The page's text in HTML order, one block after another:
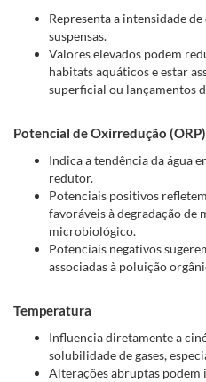
Representa a intensidade
suspensas.
Valores elevados podem
habitats aquáticos e estar
superficial ou lançamentos
Potencial de Oxirredução (ORP)
Indica a tendência da água
redutor.
Potenciais positivos
favoráveis à degradação de
microbiológico.
Potenciais negativos
associadas à poluição
Temperatura
Influencia diretamente a
solubilidade de gases,
Alterações abruptas podem